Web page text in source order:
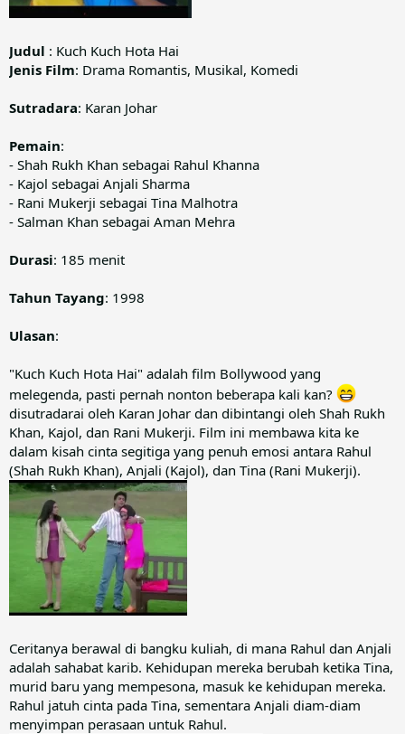
Judul : Kuch Kuch Hota Hai
Jenis Film: Drama Romantis, Musikal, Komedi
Sutradara: Karan Johar
Pemain:
- Shah Rukh Khan sebagai Rahul Khanna
- Kajol sebagai Anjali Sharma
- Rani Mukerji sebagai Tina Malhotra
- Salman Khan sebagai Aman Mehra
Durasi: 185 menit
Tahun Tayang: 1998
Ulasan:
"Kuch Kuch Hota Hai" adalah film Bollywood yang
melegenda, pasti pernah nonton beberapa kali kan?
disutradarai oleh Karan Johar dan dibintangi oleh Shah Rukh
Khan, Kajol, dan Rani Mukerji. Film ini membawa kita ke
dalam kisah cinta segitiga yang penuh emosi antara Rahul
(Shah Rukh Khan), Anjali (Kajol), dan Tina (Rani Mukerji).
Ceritanya berawal di bangku kuliah, di mana Rahul dan Anjali
adalah sahabat karib. Kehidupan mereka berubah ketika Tina,
murid baru yang mempesona, masuk ke kehidupan mereka.
Rahul jatuh cinta pada Tina, sementara Anjali diam-diam
menyimpan perasaan untuk Rahul.